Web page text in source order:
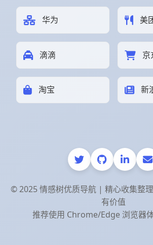
华为 美
滴滴 京
淘宝 新
© 2025 情感树优质导航 | 精心收集整
有价值
推荐使用 Chrome/Edge 浏览器